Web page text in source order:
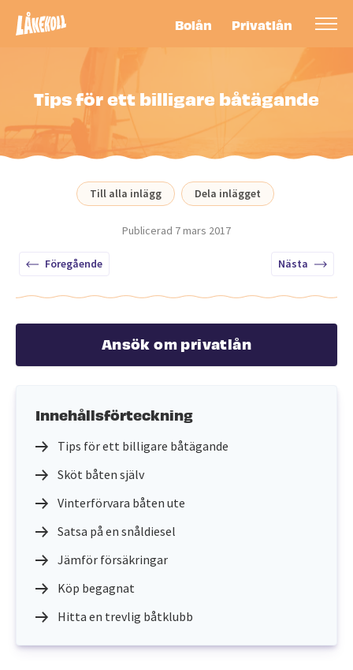
Bolån Privatlån
Tips för ett billigare båtägande
Till alla inlägg Dela inlägget
Publicerad 7 mars 2017
Föregående Nästa
Ansök om privatlån
Innehållsförteckning
Tips för ett billigare båtägande
Sköt båten själv
Vinterförvara båten ute
Satsa på en snåldiesel
Jämför försäkringar
Köp begagnat
Hitta en trevlig båtklubb